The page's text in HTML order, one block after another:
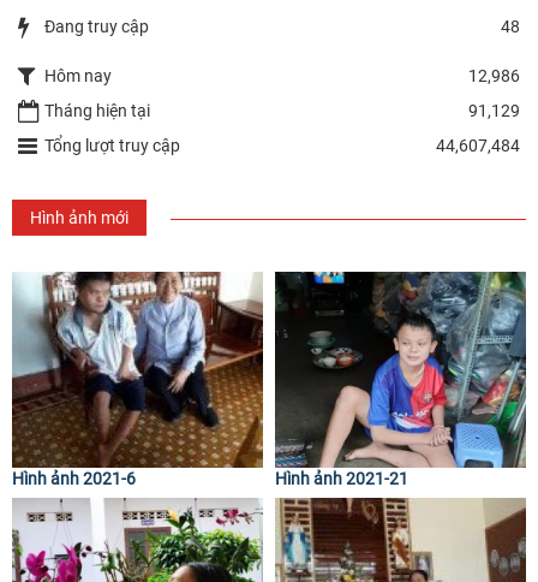
Đang truy cập 48
Hôm nay
12,986
Tháng hiện tại
91,129
Tổng lượt truy cập
44,607,484
Hình ảnh mới
Hình ảnh 2021-6 Hình ảnh 2021-21